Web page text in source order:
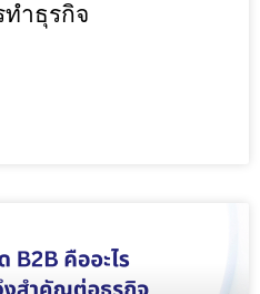
ทำธุรกิจ